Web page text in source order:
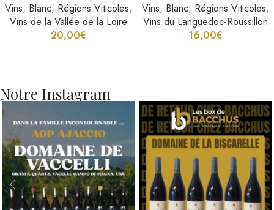
Vins, Blanc, Régions Viticoles,
Vins de la Vallée de la Loire
20,00€
Vins, Blanc, Régions Viticoles,
Vins du Languedoc-Roussillon
16,00€
Notre Instagram